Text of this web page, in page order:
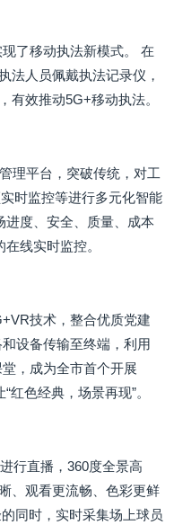
了移动执法新模式。 在
法人员佩戴执法记录仪，
有效推动5G+移动执法。
理平台，突破传统，对工
时监控等进行多元化智能
度、安全、质量、成本
在线实时监控。
技术，整合优质党建
设备传输至终端，利用
，成为全市首个开展
色经典，场景再现”。
行直播，360度全景高
、观看更流畅、色彩更鲜
同时，实时采集场上球员